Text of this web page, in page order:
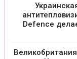
Defence